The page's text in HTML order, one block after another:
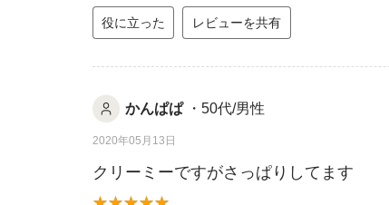
役に立った レビューを共有
かんぱぱ ・50代/男性
2020年05月13日
クリーミーですがさっぱりしてます